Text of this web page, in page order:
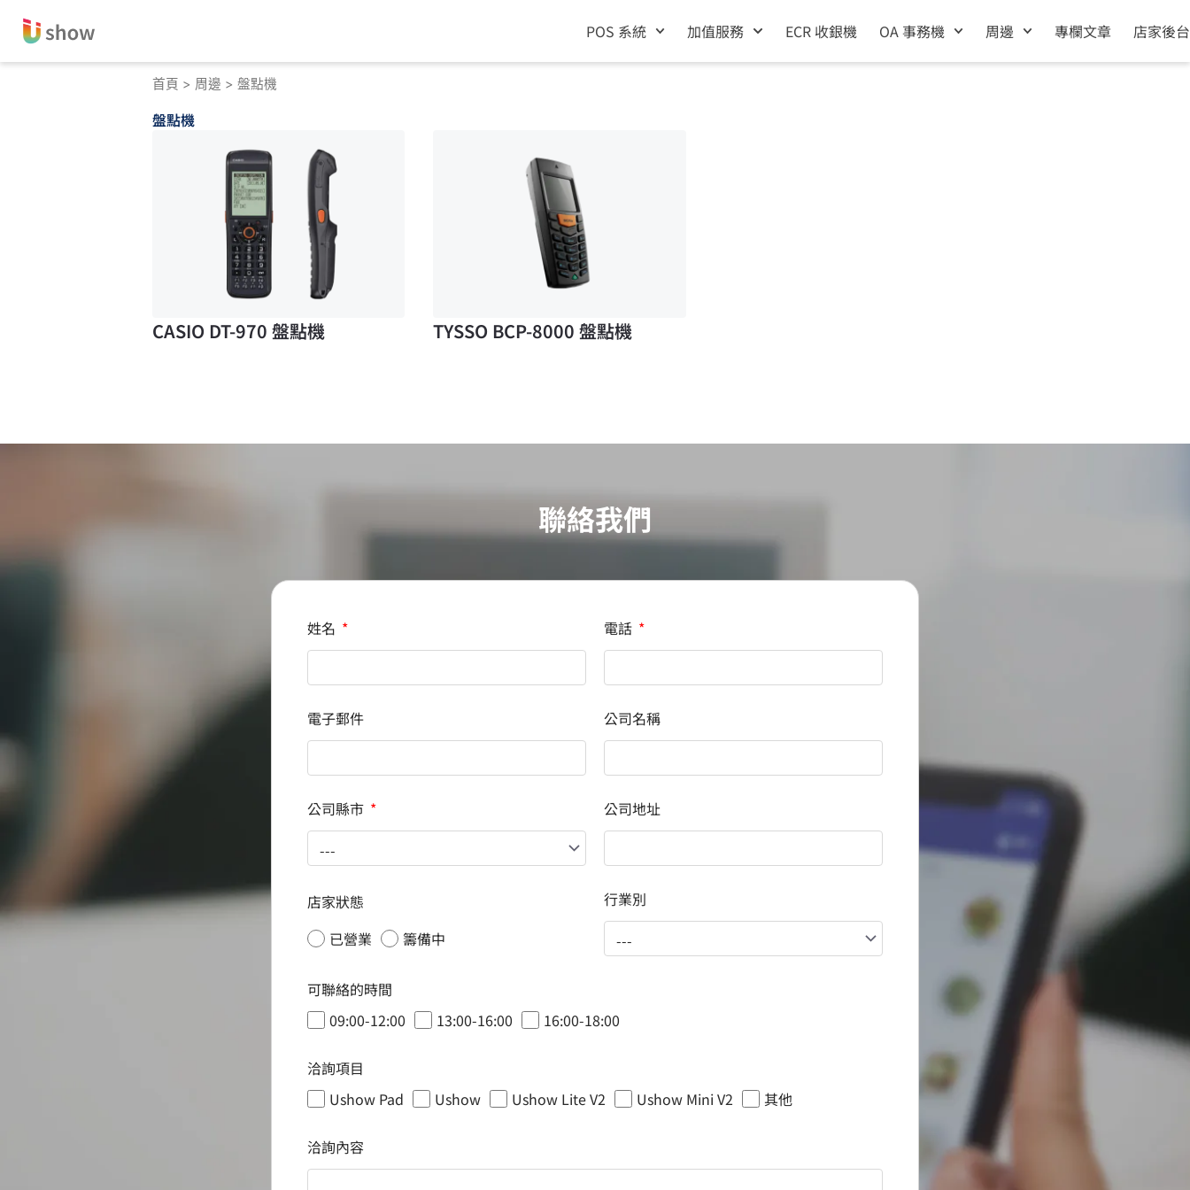
POS 系統 加值服務 ECR 收銀機 OA 事務機 周邊 專欄文章 店家後台
首頁 > 周邊 > 盤點機
盤點機
CASIO DT-970 盤點機 TYSSO BCP-8000 盤點機
聯絡我們
姓名 電話
電子郵件 公司名稱
公司縣市 公司地址
店家狀態
已營業
籌備中
行業別
可聯絡的時間
09:00-12:00
13:00-16:00 16:00-18:00
洽詢項目
Ushow Pad
Ushow Ushow Lite V2 Ushow Mini V2 其他
洽詢內容